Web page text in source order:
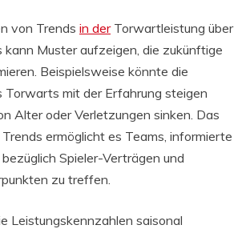
von Trends in derTorwartleistung über
kann Muster aufzeigen, die zukünftige
Beispielsweise könnte die
Torwarts mit der Erfahrung steigen
Alter oder Verletzungen sinken. Das
ermöglicht es Teams, informierte
Spieler-Verträgen und
zu treffen.
Leistungskennzahlen saisonal